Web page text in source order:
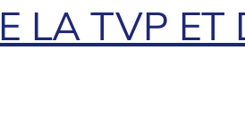
LA TVP ET